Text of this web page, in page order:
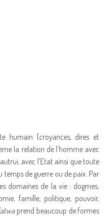
humain (croyances, dires et
la relation de l’homme avec
avec l’Etat ainsi que toute
de guerre ou de paix. Par
domaines de la vie : dogmes,
famille, politique, pouvoir,
prend beaucoup de formes